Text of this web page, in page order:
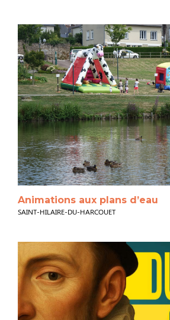
Animations aux plans d’eau
SAINT-HILAIRE-DU-HARCOUET